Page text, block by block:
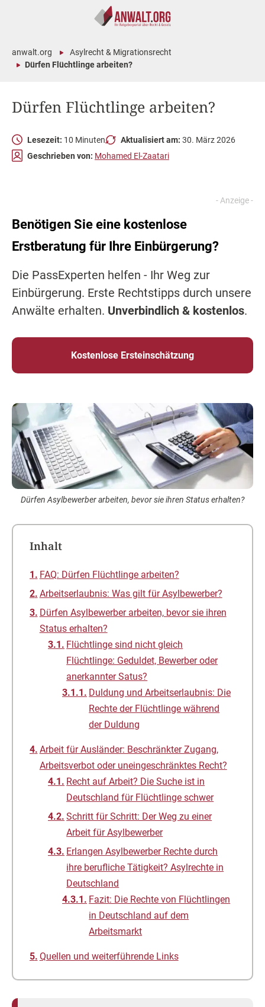
Dürfen Flüchtlinge arbeiten?
anwalt.org
Asylrecht & Migrationsrecht
Dürfen Flüchtlinge arbeiten?
Lesezeit: 10 Minuten Aktualisiert am: 30. März 2026
Geschrieben von: Mohamed El-Zaatari
Benötigen Sie eine kostenlose
Erstberatung für Ihre Einbürgerung?
Die PassExperten helfen - Ihr Weg zur
Einbürgerung. Erste Rechtstipps durch unsere
Anwälte erhalten. Unverbindlich & kostenlos.
Kostenlose Ersteinschätzung
Dürfen Asylbewerber arbeiten, bevor sie ihren Status erhalten?
Inhalt
FAQ: Dürfen Flüchtlinge arbeiten?
Arbeitserlaubnis: Was gilt für Asylbewerber?
Dürfen Asylbewerber arbeiten, bevor sie ihren
Status erhalten?
Flüchtlinge sind nicht gleich
Flüchtlinge: Geduldet, Bewerber oder
anerkannter Satus?
Duldung und Arbeitserlaubnis: Die
Rechte der Flüchtlinge während
der Duldung
Arbeit für Ausländer: Beschränkter Zugang,
Arbeitsverbot oder uneingeschränktes Recht?
Recht auf Arbeit? Die Suche ist in
Deutschland für Flüchtlinge schwer
Schritt für Schritt: Der Weg zu einer
Arbeit für Asylbewerber
Erlangen Asylbewerber Rechte durch
ihre berufliche Tätigkeit? Asylrechte in
Deutschland
Fazit: Die Rechte von Flüchtlingen
in Deutschland auf dem
Arbeitsmarkt
Quellen und weiterführende Links